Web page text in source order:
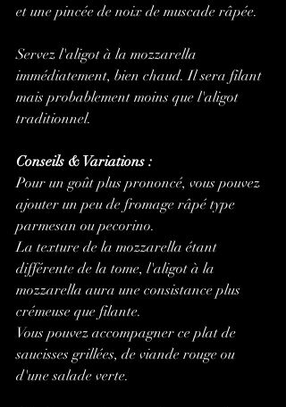
et une pincée de noix de muscade râpée.
Servez l'aligot à la mozzarella
immédiatement, bien chaud. Il sera filant
mais probablement moins que l'aligot
traditionnel.
Conseils & Variations :
Pour un goût plus prononcé, vous pouvez
ajouter un peu de fromage râpé type
parmesan ou pecorino.
La texture de la mozzarella étant
différente de la tome, l'aligot à la
mozzarella aura une consistance plus
crémeuse que filante.
Vous pouvez accompagner ce plat de
saucisses grillées, de viande rouge ou
d'une salade verte.